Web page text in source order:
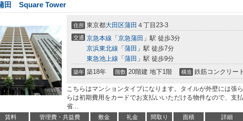
田 Square Tower
住所 東京都大田区蒲田 ４丁目23-3
交通 京急本線 「 京急蒲田 」駅 徒歩3分
京浜東北線 「 蒲田 」駅 徒歩7分
東急池上線 「 蒲田 」駅 徒歩9分
築年 築18年 階数 20階建 地下1階 構造 鉄筋コンクリート
こちらはマンションタイプになります。タイルが外壁には張
らは初期費用をカードでお支払いいただける物件なので、支
省...
賃料 管理費・共益費 敷金 礼金 間取り 面積 詳細